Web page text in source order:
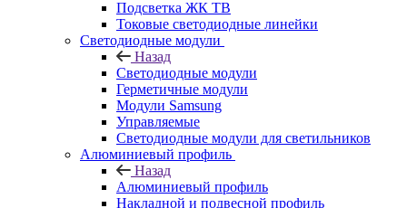
Подсветка ЖК ТВ
Токовые светодиодные линейки
Светодиодные модули
Назад
Светодиодные модули
Герметичные модули
Модули Samsung
Управляемые
Светодиодные модули для светильников
Алюминиевый профиль
Назад
Алюминиевый профиль
Накладной и подвесной профиль